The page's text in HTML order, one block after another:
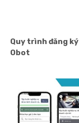
Quy trình đăng
Obot